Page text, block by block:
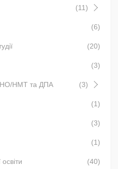
(11)
(6)
(20)
(3)
ЗНО/НМТ та ДПА (3)
(1)
(3)
(1)
(40)